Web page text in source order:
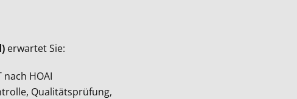
erwartet Sie:
HOAI
Qualitätsprüfung,